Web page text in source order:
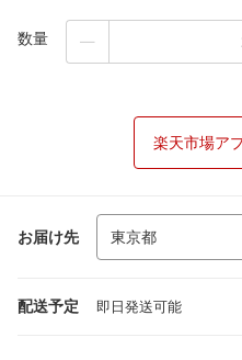
数量
楽天市場ア
お届け先
配送予定 即日発送可能